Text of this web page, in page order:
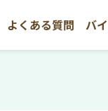
よくある質問 バ